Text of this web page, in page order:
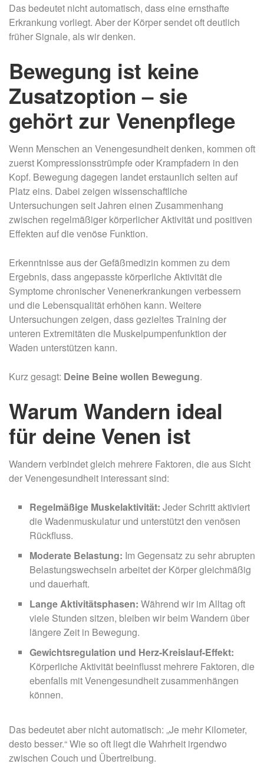
Das bedeutet nicht automatisch, dass eine ernsthafte
Erkrankung vorliegt. Aber der Körper sendet oft deutlich
früher Signale, als wir denken.
Bewegung ist keine
Zusatzoption – sie
gehört zur Venenpflege
Wenn Menschen an Venengesundheit denken, kommen oft
zuerst Kompressionsstrümpfe oder Krampfadern in den
Kopf. Bewegung dagegen landet erstaunlich selten auf
Platz eins. Dabei zeigen wissenschaftliche
Untersuchungen seit Jahren einen Zusammenhang
zwischen regelmäßiger körperlicher Aktivität und positiven
Effekten auf die venöse Funktion.
Erkenntnisse aus der Gefäßmedizin kommen zu dem
Ergebnis, dass angepasste körperliche Aktivität die
Symptome chronischer Venenerkrankungen verbessern
und die Lebensqualität erhöhen kann. Weitere
Untersuchungen zeigen, dass gezieltes Training der
unteren Extremitäten die Muskelpumpenfunktion der
Waden unterstützen kann.
Kurz gesagt: Deine Beine wollen Bewegung.
Warum Wandern ideal
für deine Venen ist
Wandern verbindet gleich mehrere Faktoren, die aus Sicht
der Venengesundheit interessant sind:
Regelmäßige Muskelaktivität: Jeder Schritt aktiviert
die Wadenmuskulatur und unterstützt den venösen
Rückfluss.
Moderate Belastung: Im Gegensatz zu sehr abrupten
Belastungswechseln arbeitet der Körper gleichmäßig
und dauerhaft.
Lange Aktivitätsphasen: Während wir im Alltag oft
viele Stunden sitzen, bleiben wir beim Wandern über
längere Zeit in Bewegung.
Gewichtsregulation und Herz-Kreislauf-Effekt:
Körperliche Aktivität beeinflusst mehrere Faktoren, die
ebenfalls mit Venengesundheit zusammenhängen
können.
Das bedeutet aber nicht automatisch: „Je mehr Kilometer,
desto besser.“ Wie so oft liegt die Wahrheit irgendwo
zwischen Couch und Übertreibung.